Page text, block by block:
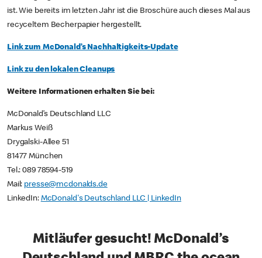
ist. Wie bereits im letzten Jahr ist die Broschüre auch dieses Mal aus
recyceltem Becherpapier hergestellt.
Link zum McDonald’s Nachhaltigkeits-Update
Link zu den lokalen Cleanups
Weitere Informationen erhalten Sie bei:
McDonald’s Deutschland LLC
Markus Weiß
Drygalski-Allee 51
81477 München
Tel.: 089 78594-519
Mail: presse@mcdonalds.de
LinkedIn: McDonald's Deutschland LLC | LinkedIn
Mitläufer gesucht! McDonald’s